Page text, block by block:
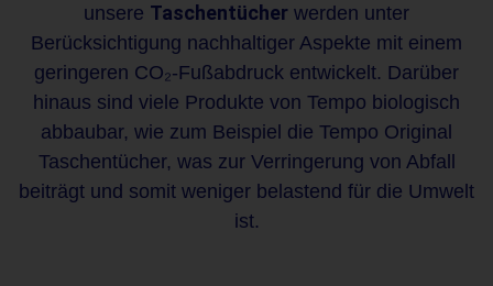
unsere Taschentücher werden unter
Berücksichtigung nachhaltiger Aspekte mit einem
geringeren CO₂-Fußabdruck entwickelt. Darüber
hinaus sind viele Produkte von Tempo biologisch
abbaubar, wie zum Beispiel die Tempo Original
Taschentücher, was zur Verringerung von Abfall
beiträgt und somit weniger belastend für die Umwelt
ist.